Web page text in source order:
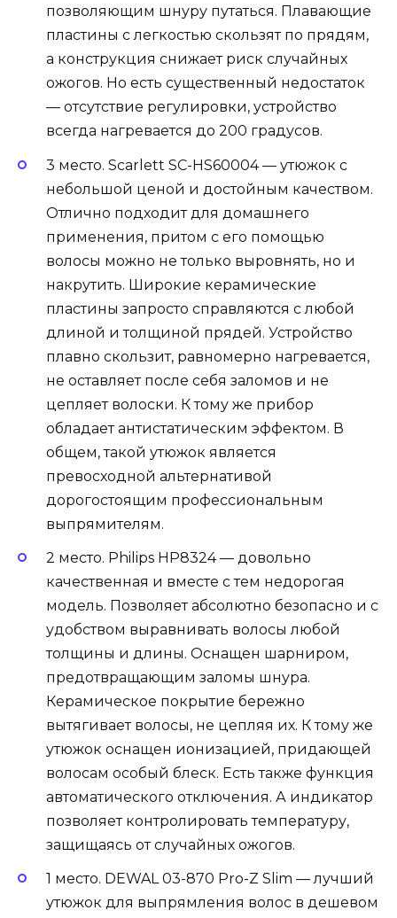
позволяющим шнуру путаться. Плавающие
пластины с легкостью скользят по прядям,
а конструкция снижает риск случайных
ожогов. Но есть существенный недостаток
— отсутствие регулировки, устройство
всегда нагревается до 200 градусов.
3 место. Scarlett SC-HS60004 — утюжок с
небольшой ценой и достойным качеством.
Отлично подходит для домашнего
применения, притом с его помощью
волосы можно не только выровнять, но и
накрутить. Широкие керамические
пластины запросто справляются с любой
длиной и толщиной прядей. Устройство
плавно скользит, равномерно нагревается,
не оставляет после себя заломов и не
цепляет волоски. К тому же прибор
обладает антистатическим эффектом. В
общем, такой утюжок является
превосходной альтернативой
дорогостоящим профессиональным
выпрямителям.
2 место. Philips HP8324 — довольно
качественная и вместе с тем недорогая
модель. Позволяет абсолютно безопасно и с
удобством выравнивать волосы любой
толщины и длины. Оснащен шарниром,
предотвращающим заломы шнура.
Керамическое покрытие бережно
вытягивает волосы, не цепляя их. К тому же
утюжок оснащен ионизацией, придающей
волосам особый блеск. Есть также функция
автоматического отключения. А индикатор
позволяет контролировать температуру,
защищаясь от случайных ожогов.
1 место. DEWAL 03-870 Pro-Z Slim — лучший
утюжок для выпрямления волос в дешевом